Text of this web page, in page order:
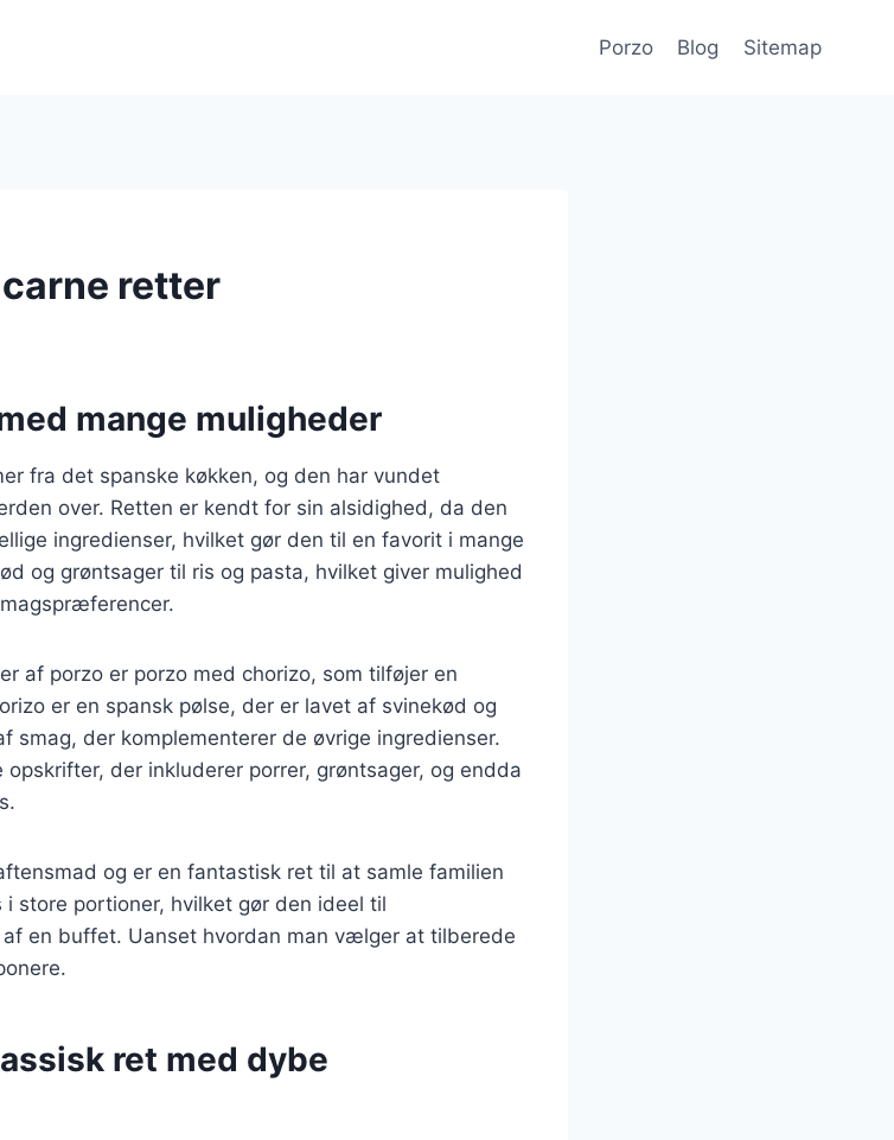
Porzo Blog Sitemap
retter
mange muligheder
fra det spanske køkken, og den har vundet
over. Retten er kendt for sin alsidighed, da den
ingredienser, hvilket gør den til en favorit i mange
og grøntsager til ris og pasta, hvilket giver mulighed
af porzo er porzo med chorizo, som tilføjer en
er en spansk pølse, der er lavet af svinekød og
smag, der komplementerer de øvrige ingredienser.
der inkluderer porrer, grøntsager, og endda
og er en fantastisk ret til at samle familien
store portioner, hvilket gør den ideel til
en buffet. Uanset hvordan man vælger at tilberede
ret med dybe